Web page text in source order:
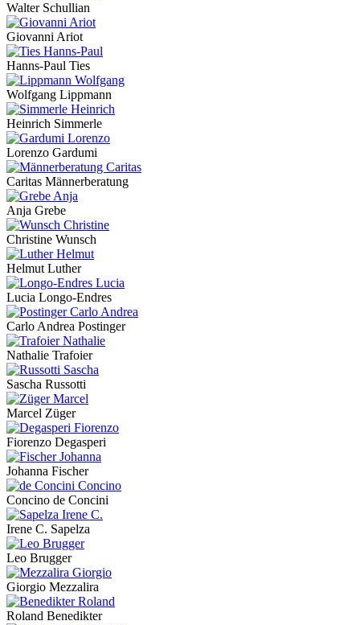
Walter Schullian
Giovanni Ariot
Hanns-Paul Ties
Wolfgang Lippmann
Heinrich Simmerle
Lorenzo Gardumi
Caritas Männerberatung
Anja Grebe
Christine Wunsch
Helmut Luther
Lucia Longo-Endres
Carlo Andrea Postinger
Nathalie Trafoier
Sascha Russotti
Marcel Züger
Fiorenzo Degasperi
Johanna Fischer
Concino de Concini
Irene C. Sapelza
Leo Brugger
Giorgio Mezzalira
Roland Benedikter